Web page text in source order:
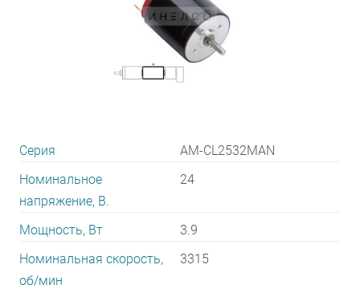
Серия
AM-CL2532MAN
Номинальное
напряжение, В.
24
Мощность, Вт
3.9
Номинальная скорость,
об/мин
3315